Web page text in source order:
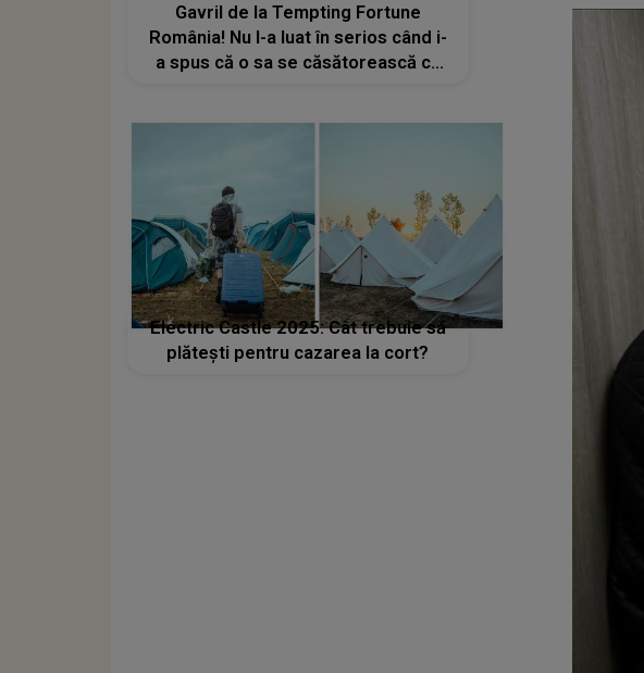
Gavril de la Tempting Fortune
România! Nu l-a luat în serios când i-
a spus că o sa se căsătorească cu
Electric Castle 2025: Cât trebuie să
plătești pentru cazarea la cort?